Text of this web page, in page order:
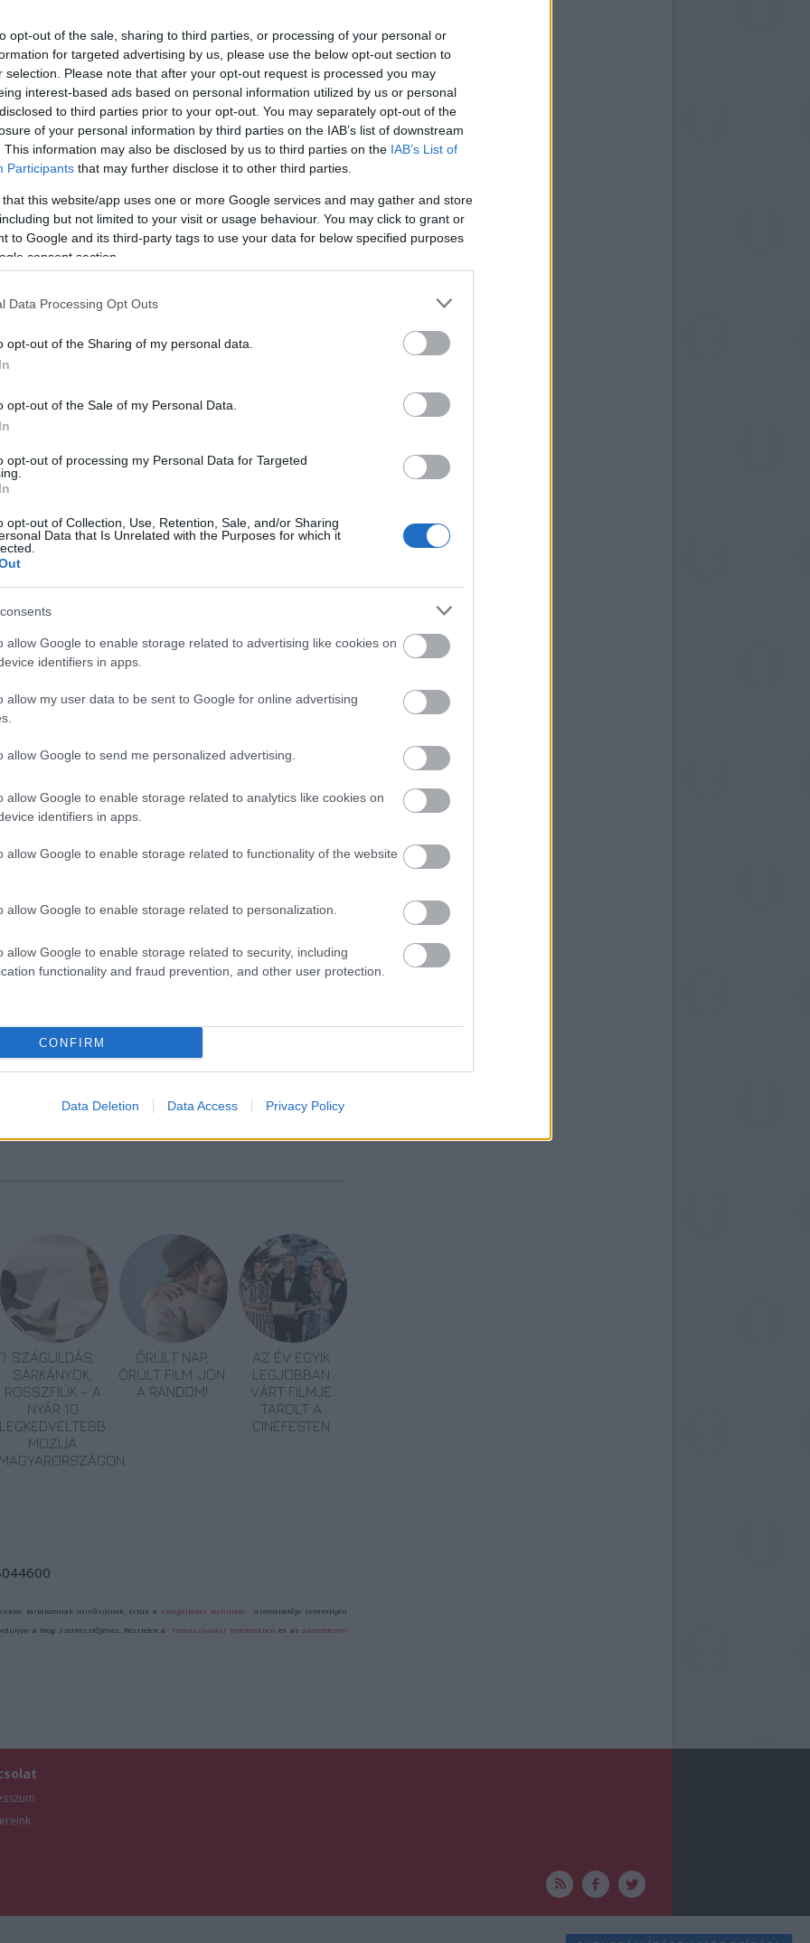
opt-out of the sale, sharing to third parties, or processing of your personal or
for targeted advertising by us, please use the below opt-out section to
selection. Please note that after your opt-out request is processed you may
interest-based ads based on personal information utilized by us or personal
to third parties prior to your opt-out. You may separately opt-out of the
of your personal information by third parties on the IAB’s list of downstream
This information may also be disclosed by us to third parties on the IAB’s List of
Participants that may further disclose it to other third parties.
that this website/app uses one or more Google services and may gather and store
but not limited to your visit or usage behaviour. You may click to grant or
to Google and its third-party tags to use your data for below specified purposes
consent section.
Data Processing Opt Outs
opt-out of the Sharing of my personal data.
opt-out of the Sale of my Personal Data.
opt-out of processing my Personal Data for Targeted
opt-out of Collection, Use, Retention, Sale, and/or Sharing
Data that Is Unrelated with the Purposes for which it
allow Google to enable storage related to advertising like cookies on
identifiers in apps.
allow my user data to be sent to Google for online advertising
allow Google to send me personalized advertising.
allow Google to enable storage related to analytics like cookies on
identifiers in apps.
allow Google to enable storage related to functionality of the website
allow Google to enable storage related to personalization.
allow Google to enable storage related to security, including
functionality and fraud prevention, and other user protection.
CONFIRM
Data Deletion Data Access Privacy Policy
thetimes.co.uk
Ewan McGregor, Jonny Lee Miller, Robert
az új filmben. Ugyanakkor hozzátette, hogy Miller
- Miller a CBS Sherlock és Watson, Carlyle az
le - könnyen lehet, hogy a forgatás
a mindössze hét hét alatt felvett első részé.
ban a mozikba kerül. A jövőre 20.
mindössze kétmillió dollárból készült, és bár a
kevesebb mint 20 millió dollárból - fog
kis összegről van szó ahhoz, hogy távol
és olyan filmet csináljanak, amilyet
"üzleti megbeszélésre" készül a brit Channel
céggel, amely az első rész munkálataiban is
is beszáll.
cornandsoda.com
azonos című regénye nyomán forgatott
és azóta minden idők legfontosabb
kultfilmként tekintenek rá. A
filmet is jegyző John Hodge írja, ám a folytatás
2002-ben megjelent Porno című művéből,
játszódik.
SZÁGULDÁS,
SÁRKÁNYOK,
ROSSZFIÚK – A
NYÁR 10
LEGKEDVELTEBB
MOZIJA
MAGYARORSZÁGON
ŐRÜLT NAP,
ŐRÜLT FILM: JÖN
A RANDOM!
AZ ÉV EGYIK
LEGJOBBAN
VÁRT FILMJE
TAROLT A
CINEFESTEN
tartalomnak minősülnek, értük a szolgáltatás technikai üzemeltetője semmilyen
a blog szerkesztőjéhez. Részletek a Felhasználási feltételekben és azadatvédelmi